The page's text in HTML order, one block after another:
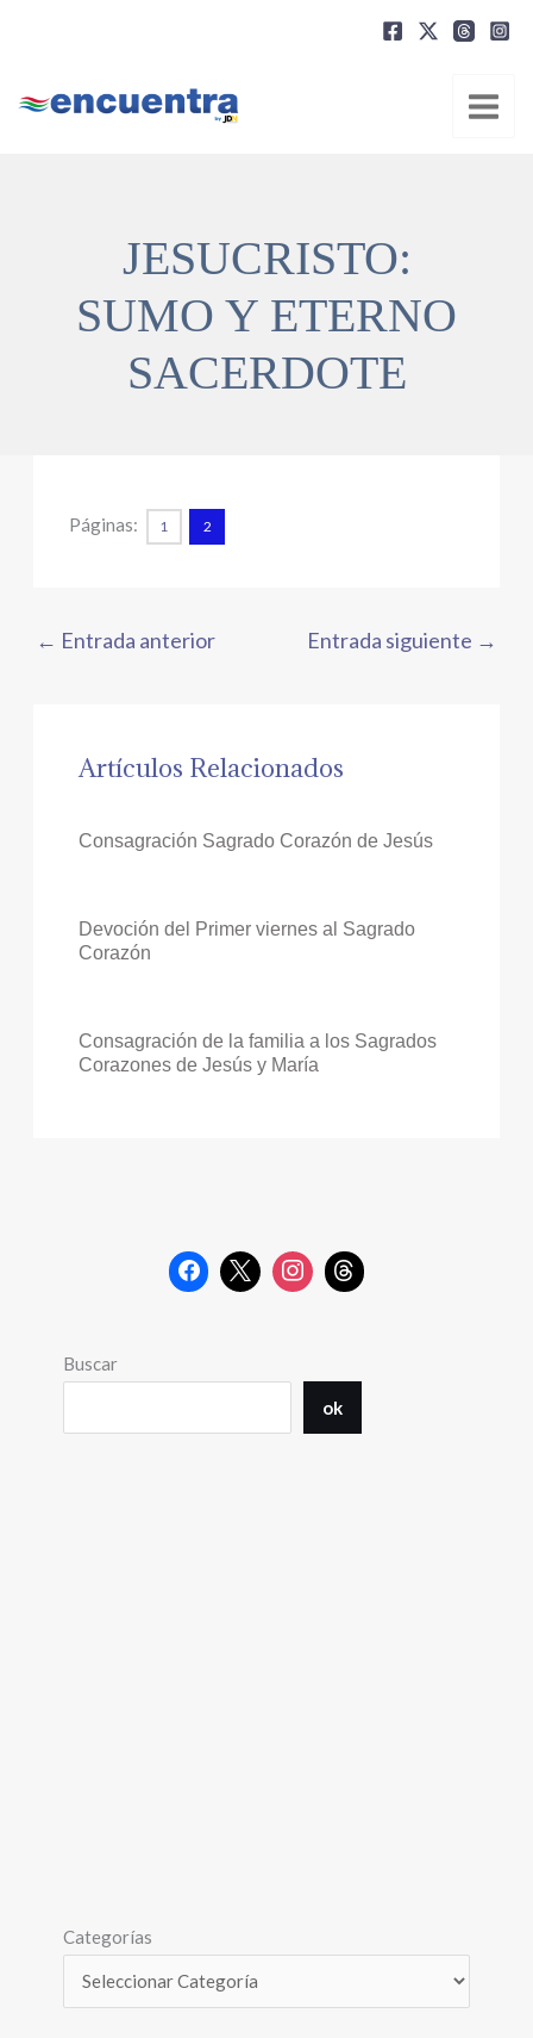
JESUCRISTO:
SUMO Y ETERNO
SACERDOTE
Páginas: 1 2
← Entrada anterior Entrada siguiente →
Artículos Relacionados
Consagración Sagrado Corazón de Jesús
Devoción del Primer viernes al Sagrado
Corazón
Consagración de la familia a los Sagrados
Corazones de Jesús y María
Buscar
ok
Categorías